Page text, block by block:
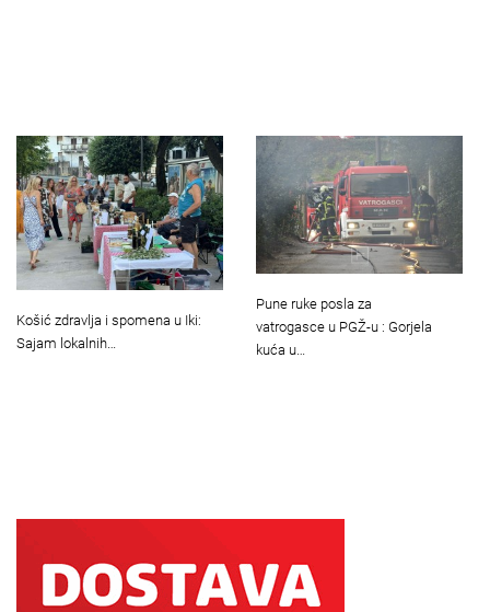
Košić zdravlja i spomena u Iki:
Sajam lokalnih…
Pune ruke posla za
vatrogasce u PGŽ-u : Gorjela
kuća u…